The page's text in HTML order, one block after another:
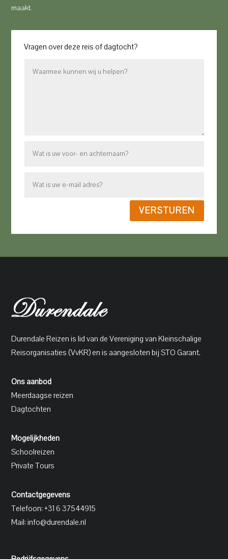
maakt.
Vragen over deze reis of dagtocht?
VERSTUREN
Durendale Reizen is lid van de Vereniging van Kleinschalige
Reisorganisaties (VvKR) en is aangesloten bij STO Garant.
Ons aanbod
Meerdaagse reizen
Dagtochten
Mogelijkheden
Schoolreizen
Private Tours
Contactgegevens
Telefoon: +31 6 37544915
Mail:info@durendale.nl